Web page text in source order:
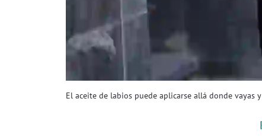
El aceite de labios puede aplicarse allá donde